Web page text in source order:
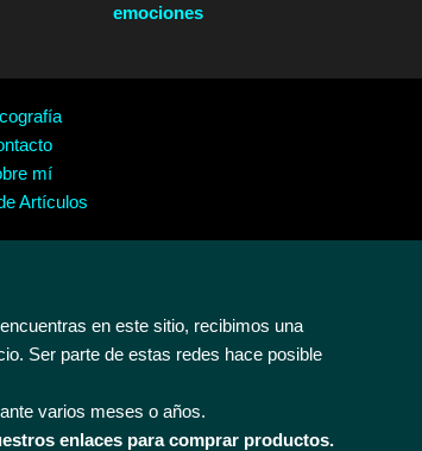
emociones
mí
Artículos
en este sitio, recibimos una
Ser parte de estas redes hace posible
varios meses o años.
enlaces para comprar productos.